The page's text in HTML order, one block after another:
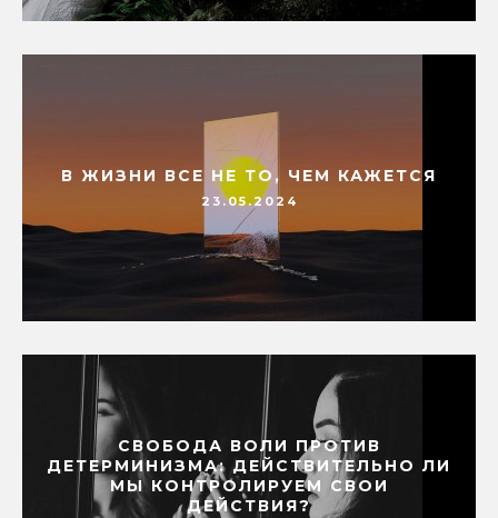
В ЖИЗНИ ВСЕ НЕ ТО, ЧЕМ КАЖЕТСЯ
23.05.2024
СВОБОДА ВОЛИ ПРОТИВ
ДЕТЕРМИНИЗМА: ДЕЙСТВИТЕЛЬНО ЛИ
МЫ КОНТРОЛИРУЕМ СВОИ
ДЕЙСТВИЯ?